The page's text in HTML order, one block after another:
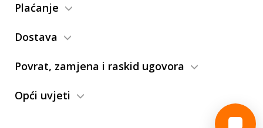
Plaćanje
Dostava
Povrat, zamjena i raskid ugovora
Opći uvjeti